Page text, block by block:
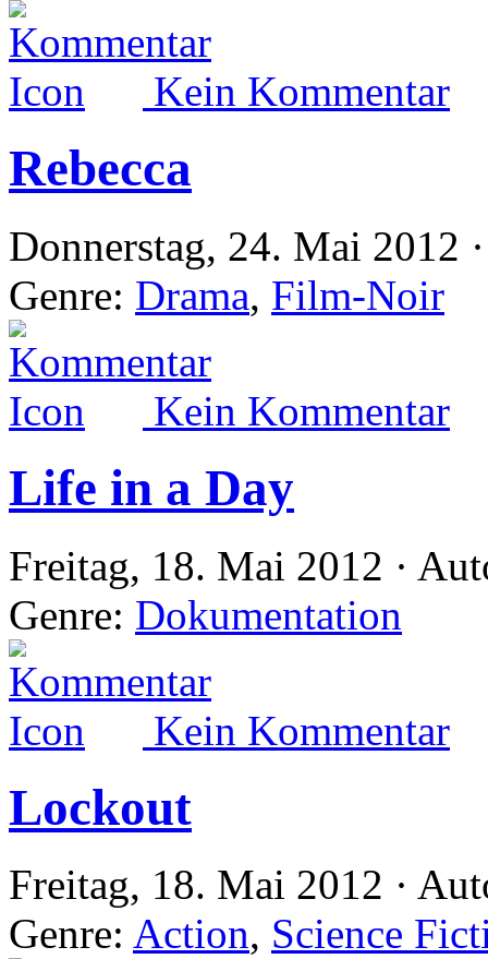
Kein Kommentar
Rebecca
Donnerstag, 24. Mai 2012
Genre: Drama, Film-Noir
Kein Kommentar
Life in a Day
Freitag, 18. Mai 2012 ·
Genre: Dokumentation
Kein Kommentar
Lockout
Freitag, 18. Mai 2012 ·
Genre: Action, Science